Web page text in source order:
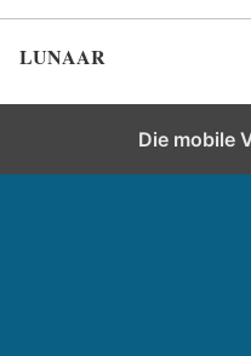
LUNAAR
Die mobile